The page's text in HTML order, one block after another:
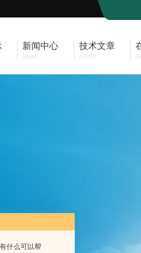
什么可以帮
新闻中心
News
技术文章
Article